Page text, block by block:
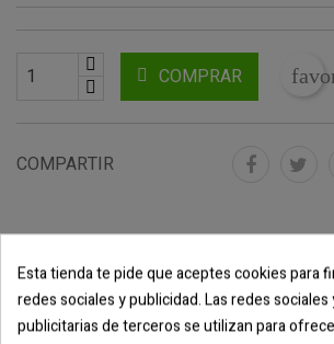
COMPRAR
COMPARTIR
DESCRIPCIÓN
DETALLES DEL
Esta tienda te pide que aceptes cookies para
redes sociales y publicidad. Las redes sociales
publicitarias de terceros se utilizan para